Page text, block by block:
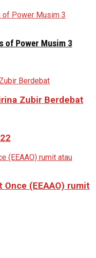
of Power Musim 3
Zubir Berdebat
Once (EEAAO) rumit